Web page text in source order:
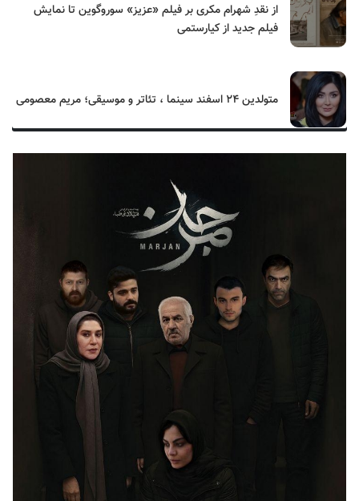
از نقدِ شهرام مکری بر فیلم «عزیز» سوروگوین تا نمایش
فیلم جدید از کیارستمی
متولدین ۲۴ اسفند سینما ، تئاتر و موسیقی؛ مریم معصومی